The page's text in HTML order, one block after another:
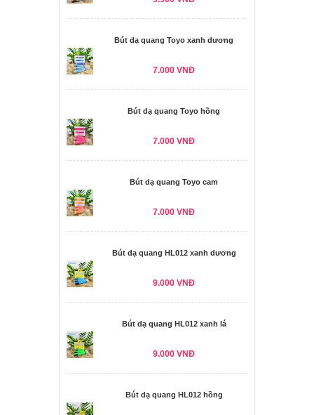
Bút dạ quang Toyo xanh dương
7.000 VNĐ
Bút dạ quang Toyo hồng
7.000 VNĐ
Bút dạ quang Toyo cam
7.000 VNĐ
Bút dạ quang HL012 xanh dương
9.000 VNĐ
Bút dạ quang HL012 xanh lá
9.000 VNĐ
Bút dạ quang HL012 hồng